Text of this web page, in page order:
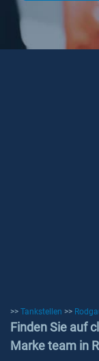
>> Tankstellen >>
Finden Sie auf
Marke team in